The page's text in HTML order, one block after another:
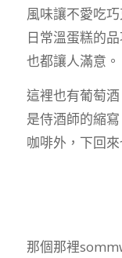
風味讓不愛吃
日常溫蛋糕的
也都讓人滿意。
這裡也有葡萄
是侍酒師的縮
咖啡外，下回
那個那裡